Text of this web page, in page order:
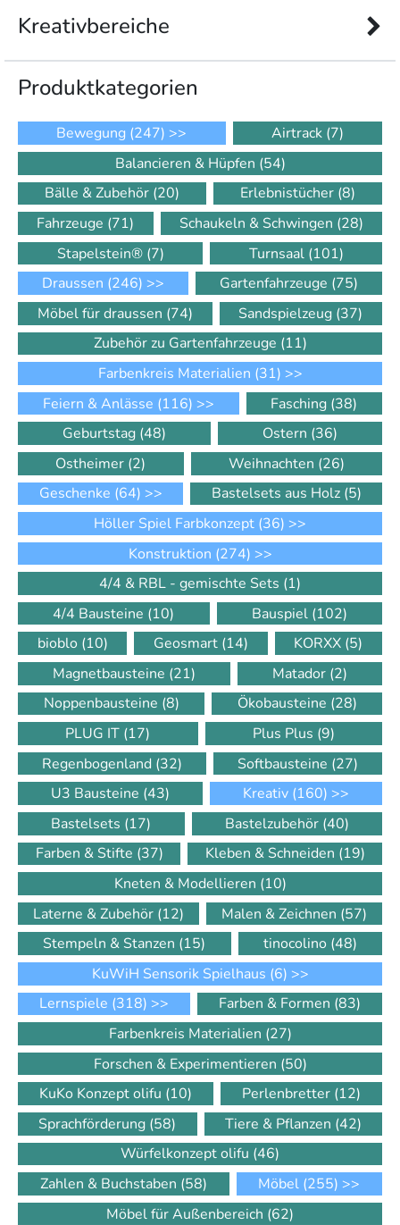
Kreativbereiche
Produkt­kategorien
Bewegung (247) >> Airtrack (7)
Balancieren & Hüpfen (54)
Bälle & Zubehör (20) Erlebnistücher (8)
Fahrzeuge (71) Schaukeln & Schwingen (28)
Stapelstein® (7) Turnsaal (101)
Draussen (246) >> Gartenfahrzeuge (75)
Möbel für draussen (74) Sandspielzeug (37)
Zubehör zu Gartenfahrzeuge (11)
Farbenkreis Materialien (31) >>
Feiern & Anlässe (116) >> Fasching (38)
Geburtstag (48) Ostern (36)
Ostheimer (2) Weihnachten (26)
Geschenke (64) >> Bastelsets aus Holz (5)
Höller Spiel Farbkonzept (36) >>
Konstruktion (274) >>
4/4 & RBL - gemischte Sets (1)
4/4 Bausteine (10) Bauspiel (102)
bioblo (10) Geosmart (14) KORXX (5)
Magnetbausteine (21) Matador (2)
Noppenbausteine (8) Ökobausteine (28)
PLUG IT (17) Plus Plus (9)
Regenbogenland (32) Softbausteine (27)
U3 Bausteine (43) Kreativ (160) >>
Bastelsets (17) Bastelzubehör (40)
Farben & Stifte (37) Kleben & Schneiden (19)
Kneten & Modellieren (10)
Laterne & Zubehör (12) Malen & Zeichnen (57)
Stempeln & Stanzen (15) tinocolino (48)
KuWiH Sensorik Spielhaus (6) >>
Lernspiele (318) >> Farben & Formen (83)
Farbenkreis Materialien (27)
Forschen & Experimentieren (50)
KuKo Konzept olifu (10) Perlenbretter (12)
Sprachförderung (58) Tiere & Pflanzen (42)
Würfelkonzept olifu (46)
Zahlen & Buchstaben (58) Möbel (255) >>
Möbel für Außenbereich (62)